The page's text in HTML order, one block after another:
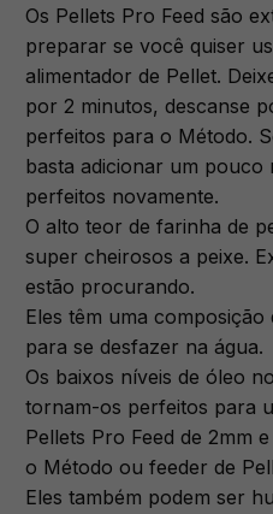
Os Pellets Pro Feed são
preparar se você quiser
alimentador de Pellet.
por 2 minutos, descanse
perfeitos para o Método.
basta adicionar um pouco
perfeitos novamente.
O alto teor de farinha de
super cheirosos a peixe.
estão procurando.
Eles têm uma
para se desfazer na água.
Os baixos níveis de óleo
tornam-os perfeitos para
Pellets Pro Feed de 2mm
o Método ou feeder de
Eles também podem ser